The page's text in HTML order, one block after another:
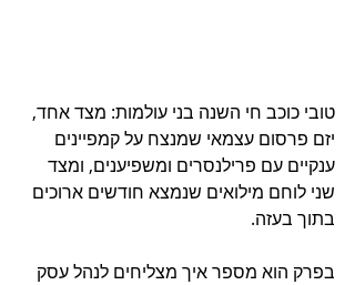
טובי כוכב חי השנה בני עולמות: מצד אחד,
יזם פרסום עצמאי שמנצח על קמפיינים
ענקיים עם פרילנסרים ומשפיענים, ומצד
שני לוחם מילואים שנמצא חודשים ארוכים
בתוך בעזה.
בפרק הוא מספר איך מצליחים לנהל עסק